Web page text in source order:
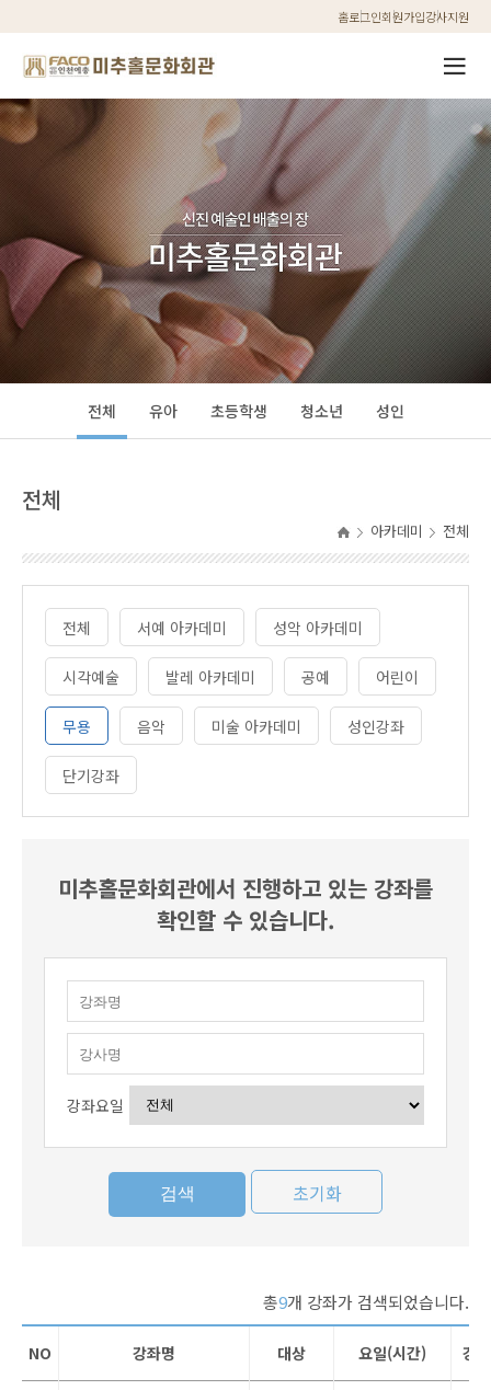
홈로그인회원가입강사지원
전체 유아 초등학생 청소년 성인
전체
아카데미 전체
전체 서예 아카데미 성악 아카데미
시각예술 발레 아카데미 공예 어린이
무용 음악 미술 아카데미 성인강좌
단기강좌
미추홀문화회관에서 진행하고 있는 강좌를
확인할 수 있습니다.
강좌요일
초기화
총9개 강좌가 검색되었습니다.
NO 강좌명 대상 요일(시간) 강